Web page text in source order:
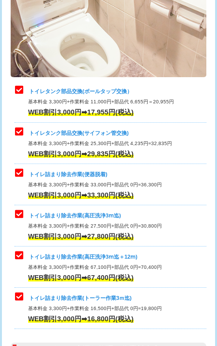
トイレタンク部品交換(ボールタップ交換）
基本料金 3,300円+作業料金 11,000円+部品代 6,655円＝20,955円
WEB割引3,000円➡17,955円(税込)
トイレタンク部品交換(サイフォン管交換)
基本料金 3,300円+作業料金 25,300円+部品代 4,235円=32,835円
WEB割引3,000円➡29,835円(税込)
トイレ詰まり除去作業(便器脱着)
基本料金 3,300円+作業料金 33,000円+部品代 0円=36,300円
WEB割引3,000円➡33,300円(税込)
トイレ詰まり除去作業(高圧洗浄3ⅿ迄)
基本料金 3,300円+作業料金 27,500円+部品代 0円=30,800円
WEB割引3,000円➡27,800円(税込)
トイレ詰まり除去作業(高圧洗浄3ⅿ迄＋12ⅿ)
基本料金 3,300円+作業料金 67,100円+部品代 0円=70,400円
WEB割引3,000円➡67,400円(税込)
トイレ詰まり除去作業(トーラー作業3ｍ迄)
基本料金 3,300円+作業料金 16,500円+部品代 0円=19,800円
WEB割引3,000円➡16,800円(税込)